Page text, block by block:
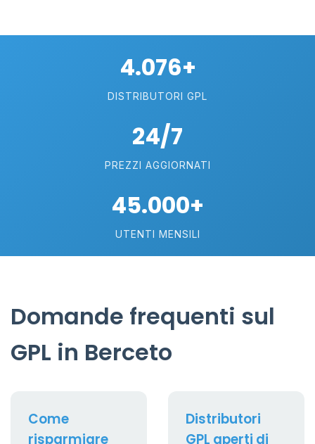
4.076+
DISTRIBUTORI GPL
24/7
PREZZI AGGIORNATI
45.000+
UTENTI MENSILI
Domande frequenti sul
GPL in Berceto
Come
risparmiare
Distributori
GPL aperti di